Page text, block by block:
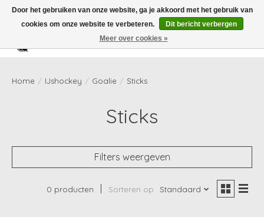
Verlanglijst
Home / IJshockey / Goalie / Sticks
Sticks
Filters weergeven
0 producten Sorteren op Standaard
Door het gebruiken van onze website, ga je akkoord met het gebruik van
cookies om onze website te verbeteren.
Dit bericht verbergen
Meer over cookies »